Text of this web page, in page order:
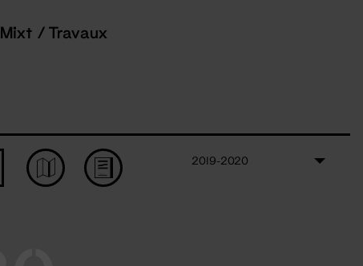
Mixt / Travaux
2019-2020